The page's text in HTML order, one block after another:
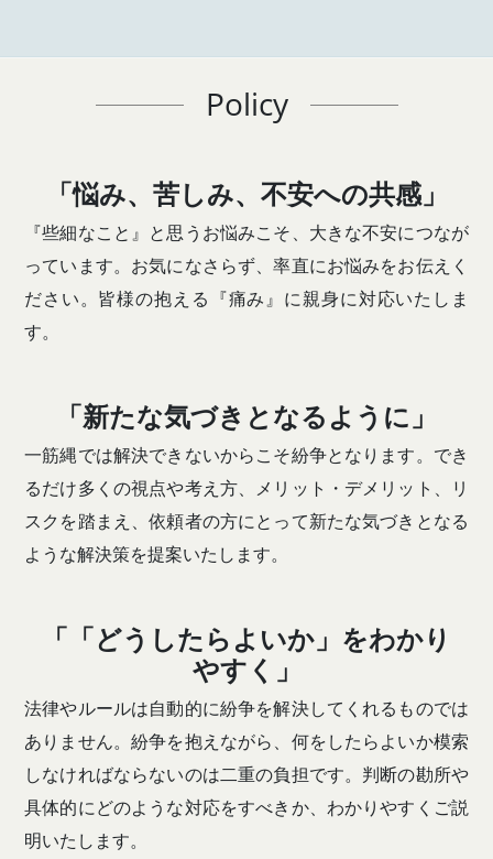
Policy
「悩み、苦しみ、不安への共感」
『些細なこと』と思うお悩みこそ、大きな不安につなが
っています。お気になさらず、率直にお悩みをお伝えく
ださい。皆様の抱える『痛み』に親身に対応いたしま
す。
「新たな気づきとなるように」
一筋縄では解決できないからこそ紛争となります。でき
るだけ多くの視点や考え方、メリット・デメリット、リ
スクを踏まえ、依頼者の方にとって新たな気づきとなる
ような解決策を提案いたします。
「「どうしたらよいか」をわかり
やすく」
法律やルールは自動的に紛争を解決してくれるものでは
ありません。紛争を抱えながら、何をしたらよいか模索
しなければならないのは二重の負担です。判断の勘所や
具体的にどのような対応をすべきか、わかりやすくご説
明いたします。